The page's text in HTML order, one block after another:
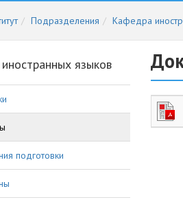
Подразделения Кафедра
языков
подготовки